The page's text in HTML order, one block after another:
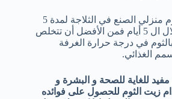
يمكنك الإحتفاظ بزيت الثوم منزلي الصنع في الثلاجة لمدة 5
أيام، و إذا لم تستخدمه خلال ال 5 أيام فمن الأفضل أن تتخلص
بالثوم في درجة حرارة الغرفة
الغذائي.
للغاية للصحة و البشرة و
زيت الثوم للحصول على فوائده